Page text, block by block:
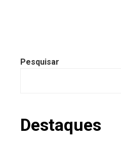
Pesquisar
Destaques